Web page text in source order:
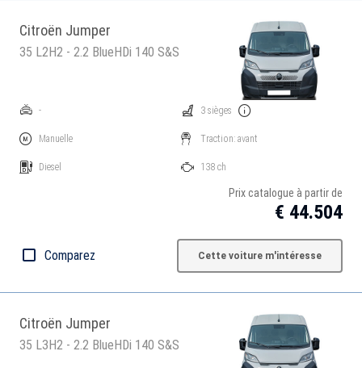
Citroën Jumper
35 L2H2 - 2.2 BlueHDi 140 S&S
-
Manuelle
Diesel
3 sièges
Traction: avant
138 ch
Prix catalogue à partir de
€ 44.504
Comparez Cette voiture m'intéresse
Citroën Jumper
35 L3H2 - 2.2 BlueHDi 140 S&S